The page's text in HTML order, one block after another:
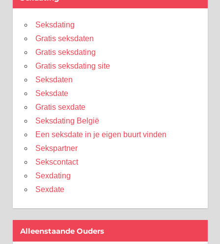
Seksdating
Gratis seksdaten
Gratis seksdating
Gratis seksdating site
Seksdaten
Seksdate
Gratis sexdate
Seksdating België
Een seksdate in je eigen buurt vinden
Sekspartner
Sekscontact
Sexdating
Sexdate
Alleenstaande Ouders